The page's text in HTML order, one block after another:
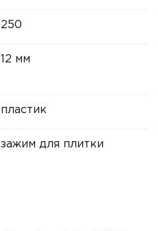
250
12 мм
пластик
зажим для плитки